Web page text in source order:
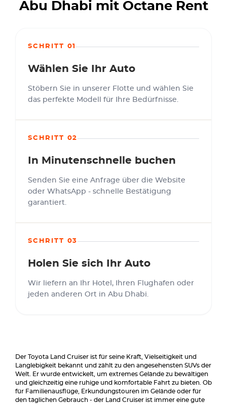
Abu Dhabi mit Octane Rent
SCHRITT 01
Wählen Sie Ihr Auto
Stöbern Sie in unserer Flotte und wählen Sie
das perfekte Modell für Ihre Bedürfnisse.
SCHRITT 02
In Minutenschnelle buchen
Senden Sie eine Anfrage über die Website
oder WhatsApp - schnelle Bestätigung
garantiert.
SCHRITT 03
Holen Sie sich Ihr Auto
Wir liefern an Ihr Hotel, Ihren Flughafen oder
jeden anderen Ort in Abu Dhabi.
Der Toyota Land Cruiser ist für seine Kraft, Vielseitigkeit und
Langlebigkeit bekannt und zählt zu den angesehensten SUVs der
Welt. Er wurde entwickelt, um extremes Gelände zu bewältigen
und gleichzeitig eine ruhige und komfortable Fahrt zu bieten. Ob
für Familienausflüge, Erkundungstouren im Gelände oder für
den täglichen Gebrauch - der Land Cruiser ist immer eine gute